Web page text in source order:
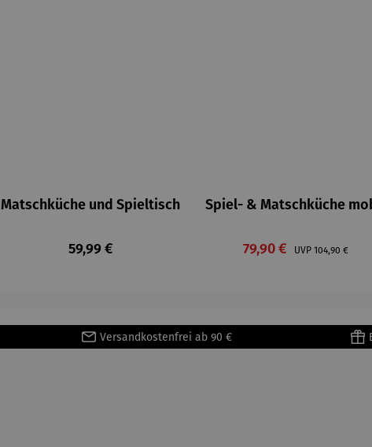
Matschküche und Spieltisch
Regulärer Preis:
59,99 €
Spiel- & Matschküche
Verkaufspreis:
79,90 € UVP Regulärer
104,90 €
Versandkostenfrei ab 90 €